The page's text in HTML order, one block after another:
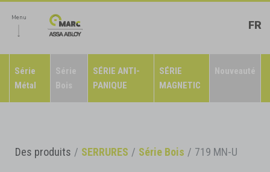
Menu
FR
Série
Métal
Série
Bois
SÉRIE ANTI-
PANIQUE
SÉRIE
MAGNETIC
Nouveauté
Des produits SERRURES Série Bois 719 MN-U